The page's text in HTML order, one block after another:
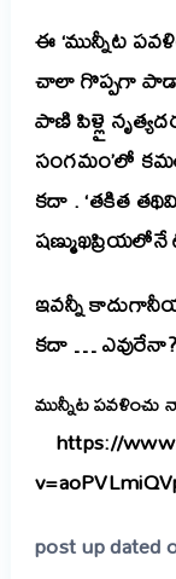
ఈ ‘మున్నీట
చాలా గొప్పగా
పాణి పిళ్లై
సంగమం’లో
కదా . ‘తకిత
ఇవన్నీ
కదా …
మున్నీట
https://
post up dated